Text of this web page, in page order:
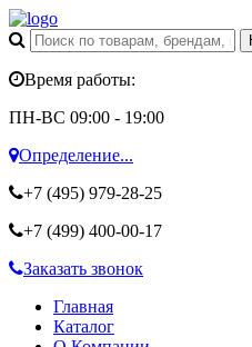
Время работы:
ПН-ВС 09:00 - 19:00
Определение...
+7 (495) 979-28-25
+7 (499) 400-00-17
Заказать звонок
Главная
Каталог